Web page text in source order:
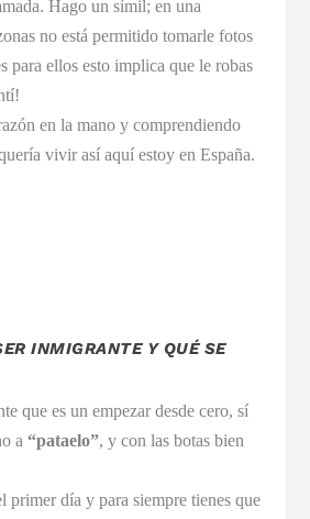
Hago un símil; en una
no está permitido tomarle fotos
para ellos esto implica que le robas
en la mano y comprendiendo
vivir así aquí estoy en España.
INMIGRANTE Y QUÉ SE
que es un empezar desde cero, sí
a “pataelo”, y con las botas bien
primer día y para siempre tienes que